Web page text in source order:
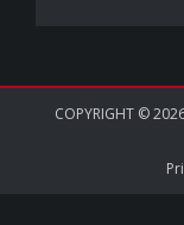
COPYRIGHT ©